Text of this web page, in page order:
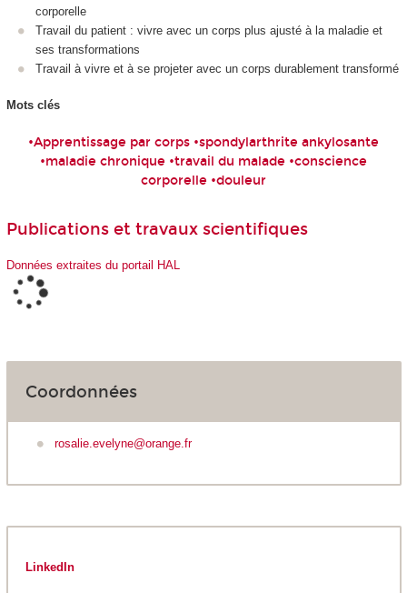
corporelle
Travail du patient : vivre avec un corps plus ajusté à la maladie et
ses transformations
Travail à vivre et à se projeter avec un corps durablement transformé
Mots clés
•Apprentissage par corps •spondylarthrite ankylosante
•maladie chronique •travail du malade •conscience
corporelle •douleur
Publications et travaux scientifiques
Données extraites du portail HAL
Coordonnées
rosalie.evelyne@orange.fr
LinkedIn